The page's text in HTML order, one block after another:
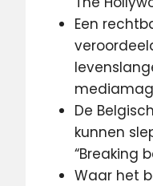
Een
De
kunnen
“Breaking
Waar het